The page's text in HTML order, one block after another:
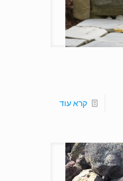
קרא עוד